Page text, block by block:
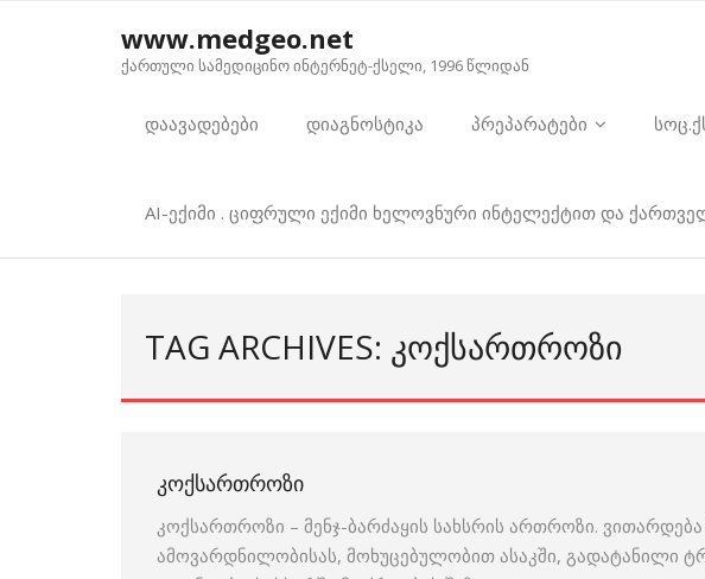
www.medgeo.net
ქართული სამედიცინო ინტერნეტ-ქსელი, 1996 წლიდან
დაავადებები დიაგნოსტიკა პრეპარატები
AI-ექიმი . ციფრული ექიმი ხელოვნური ინტელექტით და
TAG ARCHIVES: ᲙᲝᲥᲡᲐᲠᲗᲠᲝᲖᲘ
ᲙᲝᲥᲡᲐᲠᲗᲠᲝᲖᲘ
კოქსართროზი – მენჯ-ბარძაყის სახსრის ართროზი.
ამოვარდნილობისას, მოხუცებულობით ასაკში, გადატანილი